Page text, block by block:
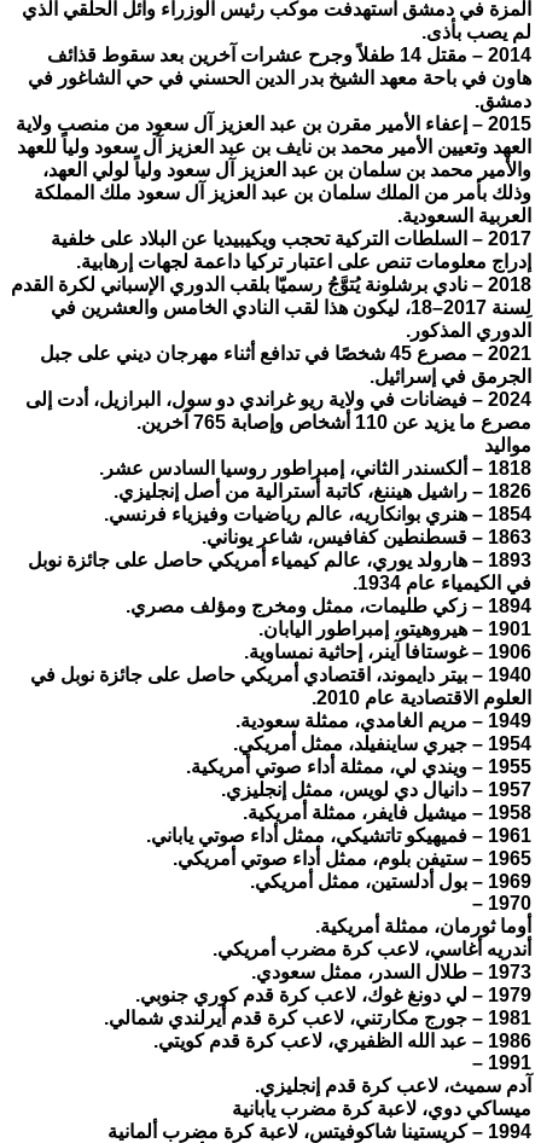
المزة في دمشق استهدفت موكب رئيس الوزراء وائل الحلقي الذي
لم يصب بأذى.
2014 – مقتل 14 طفلاً وجرح عشرات آخرين بعد سقوط قذائف
هاون في باحة معهد الشيخ بدر الدين الحسني في حي الشاغور في
دمشق.
2015 – إعفاء الأمير مقرن بن عبد العزيز آل سعود من منصب ولاية
العهد وتعيين الأمير محمد بن نايف بن عبد العزيز آل سعود ولياً للعهد
والأمير محمد بن سلمان بن عبد العزيز آل سعود ولياً لولي العهد،
وذلك بأمر من الملك سلمان بن عبد العزيز آل سعود ملك المملكة
العربية السعودية.
2017 – السلطات التركية تحجب ويكيبيديا عن البلاد على خلفية
إدراج معلومات تنص على اعتبار تركيا داعمة لجهات إرهابية.
2018 – نادي برشلونة يُتوَّجُ رسميّا بلقب الدوري الإسباني لكرة القدم
لِسنة 2017–18، ليكون هذا لقب النادي الخامس والعشرين في
الدوري المذكور.
2021 – مصرع 45 شخصًا في تدافع أثناء مهرجان ديني على جبل
الجرمق في إسرائيل.
2024 – فيضانات في ولاية ريو غراندي دو سول، البرازيل، أدت إلى
مصرع ما يزيد عن 110 أشخاص وإصابة 765 آخرين.
مواليد
1818 – ألكسندر الثاني، إمبراطور روسيا السادس عشر.
1826 – راشيل هيننغ، كاتبة أسترالية من أصل إنجليزي.
1854 – هنري بوانكاريه، عالم رياضيات وفيزياء فرنسي.
1863 – قسطنطين كفافيس، شاعر يوناني.
1893 – هارولد يوري، عالم كيمياء أمريكي حاصل على جائزة نوبل
في الكيمياء عام 1934.
1894 – زكي طليمات، ممثل ومخرج ومؤلف مصري.
1901 – هيروهيتو، إمبراطور اليابان.
1906 – غوستافا آينر، إحاثية نمساوية.
1940 – بيتر دايموند، اقتصادي أمريكي حاصل على جائزة نوبل في
العلوم الاقتصادية عام 2010.
1949 – مريم الغامدي، ممثلة سعودية.
1954 – جيري ساينفيلد، ممثل أمريكي.
1955 – ويندي لي، ممثلة أداء صوتي أمريكية.
1957 – دانيال دي لويس، ممثل إنجليزي.
1958 – ميشيل فايفر، ممثلة أمريكية.
1961 – فميهيكو تاتشيكي، ممثل أداء صوتي ياباني.
1965 – ستيفن بلوم، ممثل أداء صوتي أمريكي.
1969 – بول أدلستين، ممثل أمريكي.
1970 –
أوما ثورمان، ممثلة أمريكية.
أندريه أغاسي، لاعب كرة مضرب أمريكي.
1973 – طلال السدر، ممثل سعودي.
1979 – لي دونغ غوك، لاعب كرة قدم كوري جنوبي.
1981 – جورج مكارتني، لاعب كرة قدم أيرلندي شمالي.
1986 – عبد الله الظفيري، لاعب كرة قدم كويتي.
1991 –
آدم سميث، لاعب كرة قدم إنجليزي.
ميساكي دوي، لاعبة كرة مضرب يابانية
1994 – كريستينا شاكوفيتس، لاعبة كرة مضرب ألمانية